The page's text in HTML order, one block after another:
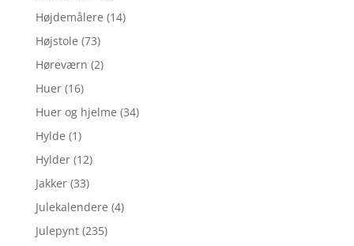
Højdemålere (14)
Højstole (73)
Høreværn (2)
Huer (16)
Huer og hjelme (34)
Hylde (1)
Hylder (12)
Jakker (33)
Julekalendere (4)
Julepynt (235)